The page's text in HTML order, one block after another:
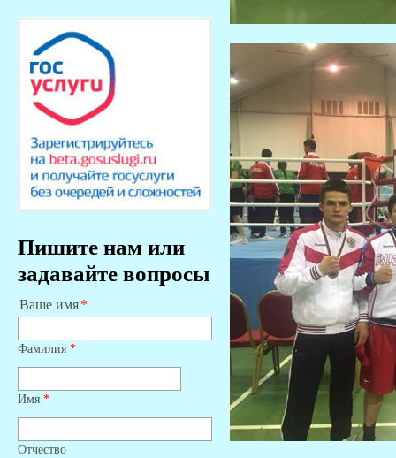
Пишите нам или
задавайте вопросы
Ваше имя
Фамилия *
Имя *
Отчество